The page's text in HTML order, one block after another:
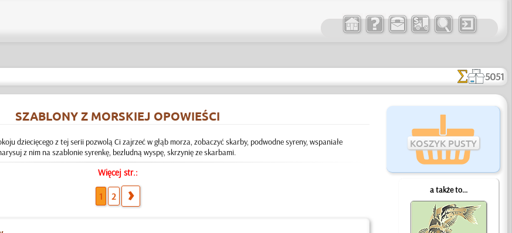
5051
KOSZYK PUSTY
a także to...
SZABLONY Z MORSKIEJ OPOWIEŚCI
dziecięcego z tej serii pozwolą Ci zajrzeć w głąb morza, zobaczyć skarby, podwodne syreny, wspaniałe
z nim na szablonie syrenkę, bezludną wyspę, skrzynię ze skarbami.
Więcej str.:
1 2